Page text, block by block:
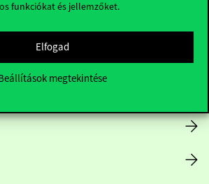
funkciókat és jellemzőket.
Elfogad
megtekintése